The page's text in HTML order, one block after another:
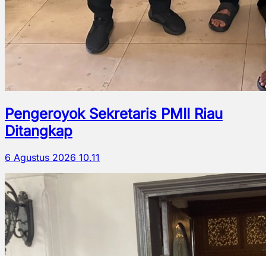
Pengeroyok Sekretaris PMII Riau
Ditangkap
6 Agustus 2026 10.11